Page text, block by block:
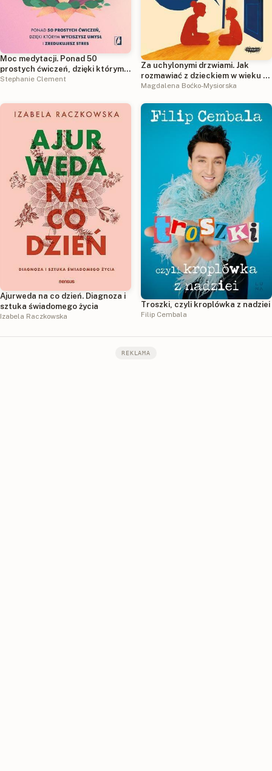
Moc medytacji. Ponad 50
prostych ćwiczeń, dzięki którym
wyciszysz umysł i zredukujesz
Stephanie Clement
Za uchylonymi drzwiami. Jak
rozmawiać z dzieckiem w wieku 7-
15 lat, by nie stracić kontaktu
Magdalena Boćko-Mysiorska
Ajurweda na co dzień. Diagnoza i
sztuka świadomego życia
Izabela Raczkowska
Troszki, czyli kroplówka z nadziei
Filip Cembala
REKLAMA